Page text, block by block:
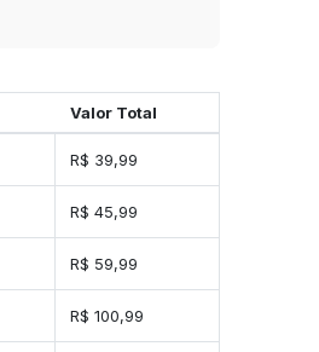
Valor Total
R$ 39,99
R$ 45,99
R$ 59,99
R$ 100,99